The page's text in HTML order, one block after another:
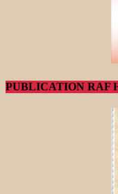
PUBLICATION RAF